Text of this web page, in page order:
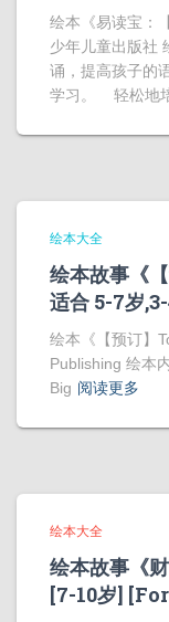
绘本《易读宝：
少年儿童出版社
诵，提高孩子的
学习。 轻松地
绘本大全
绘本故事《
适合 5-7岁
绘本《【预订】
Publishing 绘本
Big 阅读更多
绘本大全
绘本故事《
[7-10岁]